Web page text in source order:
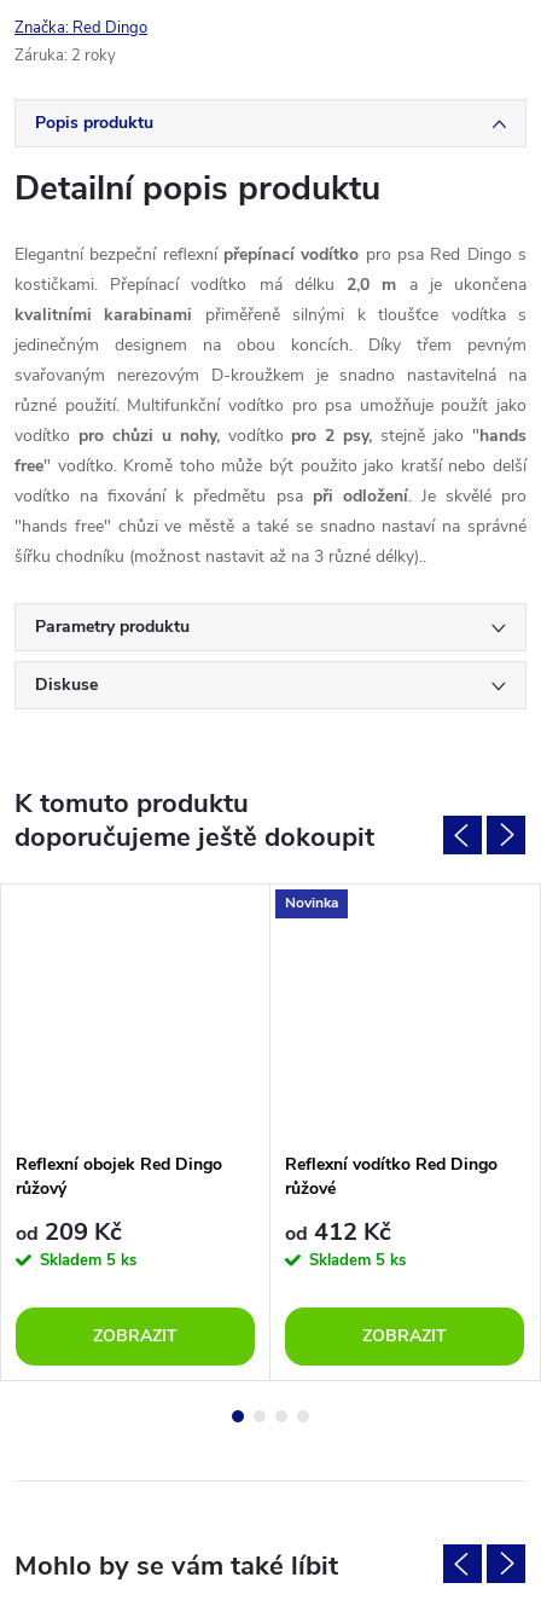
Značka: Red Dingo
Záruka: 2 roky
Popis produktu
Detailní popis produktu
Elegantní bezpeční reflexní přepínací vodítko pro psa Red Dingo s
kostičkami. Přepínací vodítko má délku 2,0 m a je ukončena
kvalitními karabinami přiměřeně silnými k tloušťce vodítka s
jedinečným designem na obou koncích. Díky třem pevným
svařovaným nerezovým D-kroužkem je snadno nastavitelná na
různé použití. Multifunkční vodítko pro psa umožňuje použít jako
vodítko pro chůzi u nohy,vodítko pro 2 psy, stejně jako "hands
free" vodítko. Kromě toho může být použito jako kratší nebo delší
vodítko na fixování k předmětu psa při odložení. Je skvělé pro
"hands free" chůzi ve městě a také se snadno nastaví na správné
šířku chodníku (možnost nastavit až na 3 různé délky)..
Parametry produktu
Diskuse
K tomuto produktu
doporučujeme ještě dokoupit
Reflexní obojek Red Dingo
růžový
od 209 Kč
Skladem 5 ks
ZOBRAZIT
Novinka
Reflexní vodítko Red Dingo
růžové
od 412 Kč
Skladem 5 ks
ZOBRAZIT